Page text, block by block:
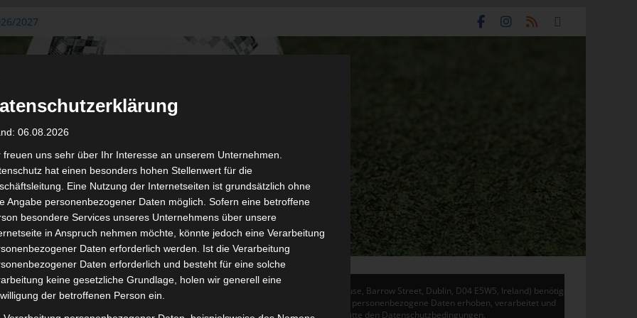
2027
August
aus der
der ersten 15
2027 –
20.
AS Soliman
zu
Für die Nutzung von Google Adsense (Google Ireland Limited, Gordon House, Barrow Street, Dublin, D04 E5W5, Ireland) benötigen
wir laut DSGVO Ihre Zustimmung. Es werden seitens Google Adsense personenbezogene Daten erhoben, verarbeitet und
gespeichert. Welche Daten genau entnehmen Sie bitte den Datenschutzbedingungen.
06.08.2026
freuen uns sehr über Ihr Interesse an unserem Unternehmen.
hat einen besonders hohen Stellenwert für die
Eine Nutzung der Internetseiten ist grundsätzlich ohne
Angabe personenbezogener Daten möglich. Sofern eine betroffene
besondere Services unseres Unternehmens über unsere
in Anspruch nehmen möchte, könnte jedoch eine Verarbeitung
Daten erforderlich werden. Ist die Verarbeitung
Daten erforderlich und besteht für eine solche
keine gesetzliche Grundlage, holen wir generell eine
der betroffenen Person ein.